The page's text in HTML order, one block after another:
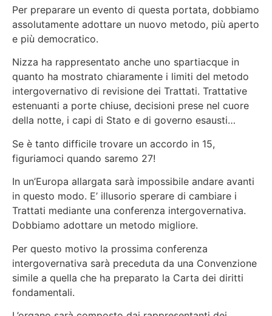
Per preparare un evento di questa portata, dobbiamo
assolutamente adottare un nuovo metodo, più aperto
e più democratico.
Nizza ha rappresentato anche uno spartiacque in
quanto ha mostrato chiaramente i limiti del metodo
intergovernativo di revisione dei Trattati. Trattative
estenuanti a porte chiuse, decisioni prese nel cuore
della notte, i capi di Stato e di governo esausti…
Se è tanto difficile trovare un accordo in 15,
figuriamoci quando saremo 27!
In un’Europa allargata sarà impossibile andare avanti
in questo modo. E’ illusorio sperare di cambiare i
Trattati mediante una conferenza intergovernativa.
Dobbiamo adottare un metodo migliore.
Per questo motivo la prossima conferenza
intergovernativa sarà preceduta da una Convenzione
simile a quella che ha preparato la Carta dei diritti
fondamentali.